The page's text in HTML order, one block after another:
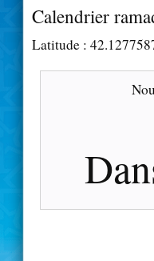
Calendrier
Latitude :